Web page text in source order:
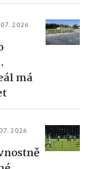
2026
má
2026